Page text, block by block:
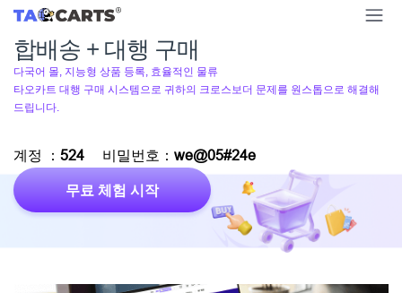
합배송 + 대행 구매
다국어 몰, 지능형 상품 등록, 효율적인 물류
타오카트 대행 구매 시스템으로 귀하의 크로스보더 문제를 원스톱으로 해결해
드립니다.
계정 ： 524 비밀번호： we@05#24e
무료 체험 시작